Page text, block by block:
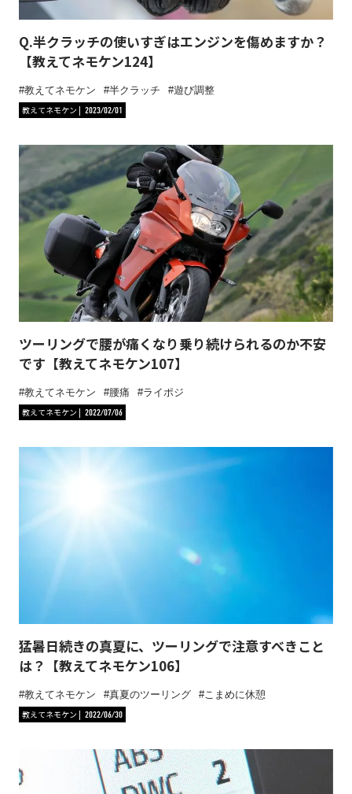
Q.半クラッチの使いすぎはエンジンを傷めますか？
【教えてネモケン124】
教えてネモケン 半クラッチ
遊び調整
教えてネモケン
2023/02/01
ツーリングで腰が痛くなり乗り続けられるのか不安
です【教えてネモケン107】
教えてネモケン 腰痛
ライポジ
教えてネモケン
2022/07/06
猛暑日続きの真夏に、ツーリングで注意すべきこと
は？【教えてネモケン106】
教えてネモケン 真夏のツーリング
こまめに休憩
教えてネモケン
2022/06/30